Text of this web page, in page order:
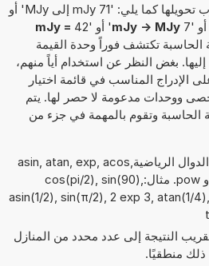
يمكن إدخال القيمة المطلوب تحويلها كما يلي: '71 mJy إلى MJy' أو
mJy -> MJy' أو '42
mJy =
الحاسبة تكتشف فوراً وحدة القيمة
بغض النظر عن استخدام أياً منهم،
الإدراج المناسب في قائمة اختيار
ووحدات مدعومة لا حصر لها. يتم
الحاسبة وتقوم بالمهمة في جزء من
يمكن أيضًا استخدام الدوال الرياضيةasin, atan, exp, acos,
cos, sin, tan, sqrt و pow. مثال:cos(pi/2), sin(90),
asin(1/2), sin(π/2), 2 exp 3, atan(1/
النتيجة إلى عدد محدد من المنازل
ذلك منطقيًا.